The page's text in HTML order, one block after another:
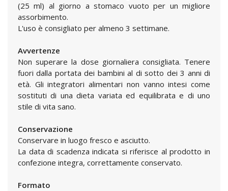
(25 ml) al giorno a stomaco vuoto per un migliore
assorbimento.
L'uso è consigliato per almeno 3 settimane.
Avvertenze
Non superare la dose giornaliera consigliata. Tenere
fuori dalla portata dei bambini al di sotto dei 3 anni di
età. Gli integratori alimentari non vanno intesi come
sostituti di una dieta variata ed equilibrata e di uno
stile di vita sano.
Conservazione
Conservare in luogo fresco e asciutto.
La data di scadenza indicata si riferisce al prodotto in
confezione integra, correttamente conservato.
Formato